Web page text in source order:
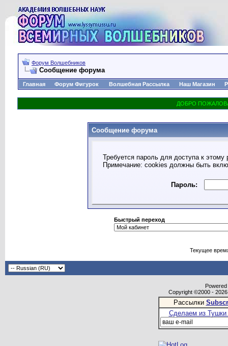
Форум Волшебников
Сообщение форума
Главная Форум Фигурок Волшебная Рассылка Наш Магазин
Сообщение форума
Требуется пароль для доступа к
Примечание: cookies должны быть
Пароль:
Быстрый переход
Текущее
Copyright ©2000 -
Рассылки
Сделаем из Тушки